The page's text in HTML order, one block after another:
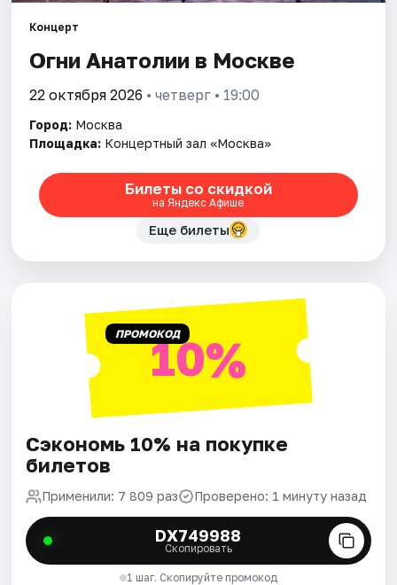
Площадки
Артисты
Рейтинги
Концерт
Огни Анатолии в Москве
22 октября 2026 • четверг • 19:00
Город: Москва
Площадка: Концертный зал «Москва»
Билеты со скидкой
на Яндекс Афише
Еще билеты
ПРОМОКОД10%
Сэкономь 10% на покупке
билетов
Применили: 7 809 раз Проверено: 1 минуту назад
DX749988
Скопировать
1 шаг. Скопируйте промокод